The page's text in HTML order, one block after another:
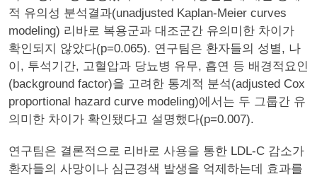
적 유의성 분석결과(unadjusted Kaplan-Meier curves
modeling) 리바로 복용군과 대조군간 유의미한 차이가
확인되지 않았다(p=0.065). 연구팀은 환자들의 성별, 나
이, 투석기간, 고혈압과 당뇨병 유무, 흡연 등 배경적요인
(background factor)을 고려한 통계적 분석(adjusted Cox
proportional hazard curve modeling)에서는 두 그룹간 유
의미한 차이가 확인됐다고 설명했다(p=0.007).
연구팀은 결론적으로 리바로 사용을 통한 LDL-C 감소가
환자들의 사망이나 심근경색 발생을 억제하는데 효과를